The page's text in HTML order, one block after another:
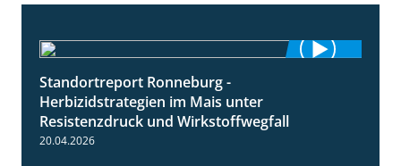
Standortreport Ronneburg -
Herbizidstrategien im Mais unter
Resistenzdruck und Wirkstoffwegfall
20.04.2026